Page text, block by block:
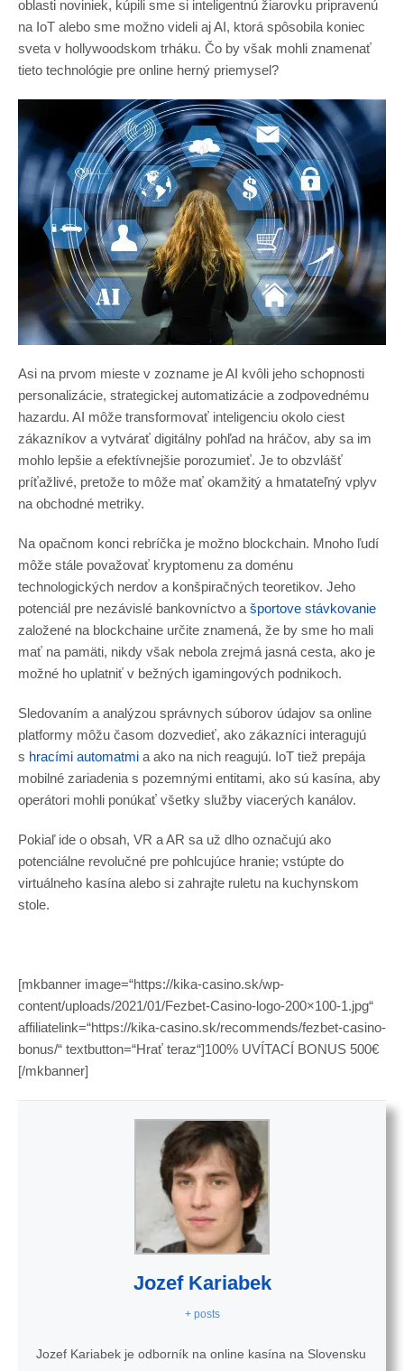
oblasti noviniek, kúpili sme si inteligentnú žiarovku pripravenú
na IoT alebo sme možno videli aj AI, ktorá spôsobila koniec
sveta v hollywoodskom trháku. Čo by však mohli znamenať
tieto technológie pre online herný priemysel?
Asi na prvom mieste v zozname je AI kvôli jeho schopnosti
personalizácie, strategickej automatizácie a zodpovednému
hazardu. AI môže transformovať inteligenciu okolo ciest
zákazníkov a vytvárať digitálny pohľad na hráčov, aby sa im
mohlo lepšie a efektívnejšie porozumieť. Je to obzvlášť
príťažlivé, pretože to môže mať okamžitý a hmatateľný vplyv
na obchodné metriky.
Na opačnom konci rebríčka je možno blockchain. Mnoho ľudí
môže stále považovať kryptomenu za doménu
technologických nerdov a konšpiračných teoretikov. Jeho
potenciál pre nezávislé bankovníctvo a športove stávkovanie
založené na blockchaine určite znamená, že by sme ho mali
mať na pamäti, nikdy však nebola zrejmá jasná cesta, ako je
možné ho uplatniť v bežných igamingových podnikoch.
Sledovaním a analýzou správnych súborov údajov sa online
platformy môžu časom dozvedieť, ako zákazníci interagujú
s hracími automatmi a ako na nich reagujú. IoT tiež prepája
mobilné zariadenia s pozemnými entitami, ako sú kasína, aby
operátori mohli ponúkať všetky služby viacerých kanálov.
Pokiaľ ide o obsah, VR a AR sa už dlho označujú ako
potenciálne revolučné pre pohlcujúce hranie; vstúpte do
virtuálneho kasína alebo si zahrajte ruletu na kuchynskom
stole.
[mkbanner image=“https://kika-casino.sk/wp-
content/uploads/2021/01/Fezbet-Casino-logo-200×100-1.jpg“
affiliatelink=“https://kika-casino.sk/recommends/fezbet-casino-
bonus/“ textbutton=“Hrať teraz“]100% UVÍTACÍ BONUS 500€
[/mkbanner]
Jozef Kariabek
+ posts
Jozef Kariabek je odborník na online kasína na Slovensku